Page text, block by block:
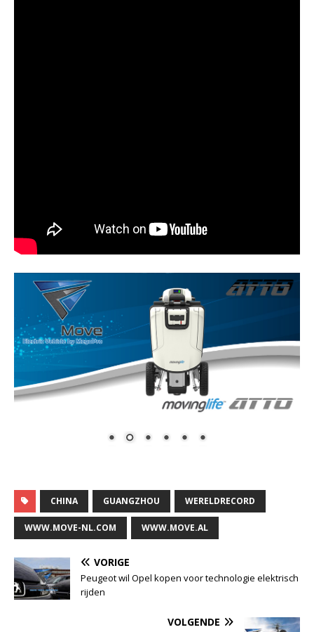
CHINA GUANGZHOU WERELDRECORD
WWW.MOVE-NL.COM WWW.MOVE.AL
VORIGE
Peugeot wil Opel kopen voor technologie elektrisch
rijden
VOLGENDE